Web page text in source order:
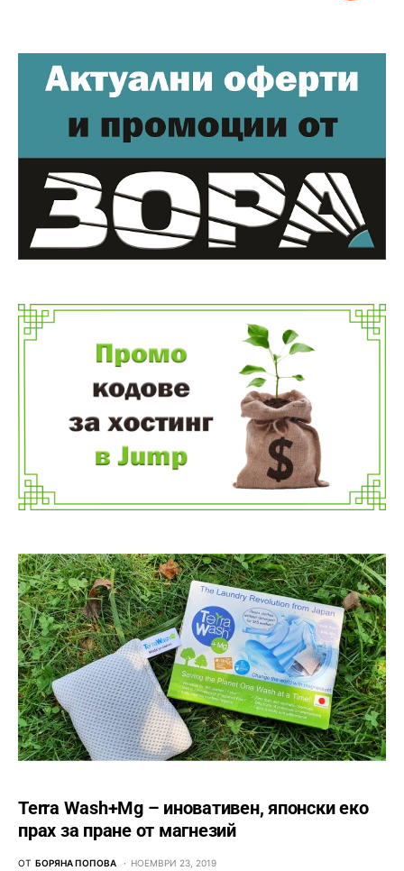
Terra Wash+Mg – иновативен, японски еко
прах за пране от магнезий
ОТ БОРЯНА ПОПОВА НОЕМВРИ 23, 2019